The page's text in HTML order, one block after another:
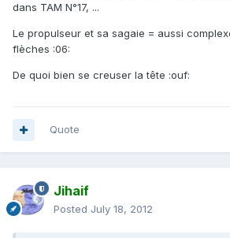
dans TAM N°17, ...
Le propulseur et sa sagaie = aussi
flèches :06:
De quoi bien se creuser la tête :ouf:
Quote
Jihaif
Posted July 18, 2012